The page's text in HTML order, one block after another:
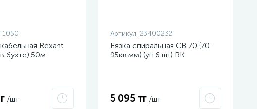
1050
Rexant
бухте) 50м
/шт
Артикул: 23400232
Вязка спиральная СВ 70 (70-
95кв.мм) (уп.6 шт) ВК
5 095 тг /шт